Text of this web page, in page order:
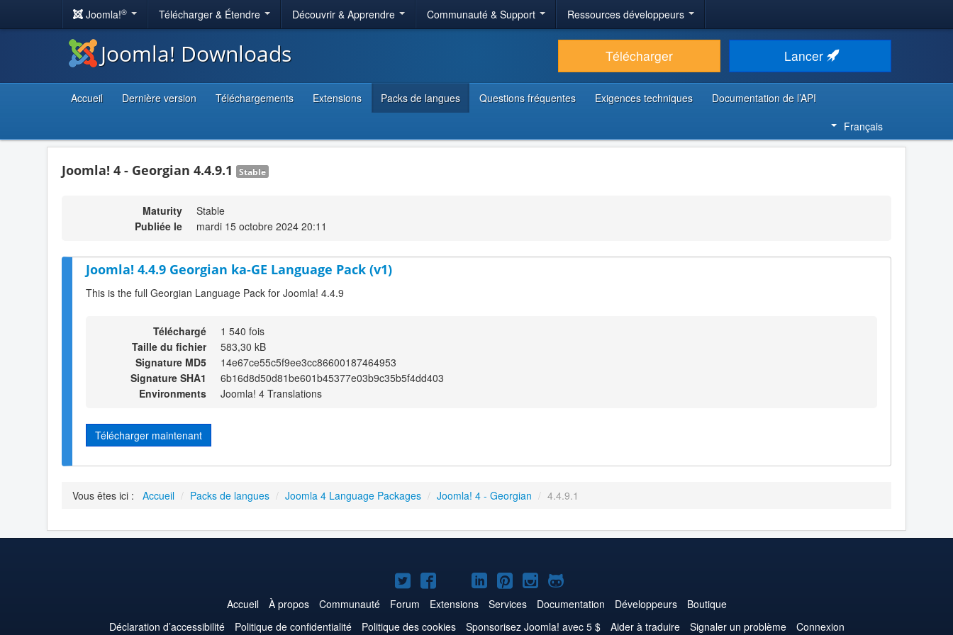
Joomla!® Télécharger & Étendre Découvrir & Apprendre Communauté & Support Ressources développeurs
Joomla! Downloads Télécharger Lancer
Accueil Dernière version Téléchargements Extensions Packs de langues Questions fréquentes Exigences techniques
Documentation de l’API
Français
Joomla! 4 - Georgian 4.4.9.1 Stable
Maturity
Stable
Publiée le
mardi 15 octobre 2024 20:11
Joomla! 4.4.9 Georgian ka-GE Language Pack (v1)
This is the full Georgian Language Pack for Joomla! 4.4.9
Téléchargé
1 540 fois
Taille du fichier
583,30 kB
Signature MD5
14e67ce55c5f9ee3cc86600187464953
Signature SHA1
6b16d8d50d81be601b45377e03b9c35b5f4dd403
Environments
Joomla! 4 Translations
Télécharger maintenant
Vous êtes ici : Accueil / Packs de langues / Joomla 4 Language Packages / Joomla! 4 - Georgian / 4.4.9.1
Joomla!
sur
Twitter
Joomla!
sur
Facebook
Joomla!
sur
YouTube
Joomla!
sur
LinkedIn
Joomla!
sur
Pinterest
Joomla!
sur
Instagram
Joomla!
sur
GitHub
Accueil À propos Communauté Forum Extensions Services Documentation Développeurs
Boutique
Déclaration d’accessibilité
Politique de confidentialité Politique des cookies Sponsorisez Joomla! avec 5 $ Aider à traduire Signaler un problème Connexion